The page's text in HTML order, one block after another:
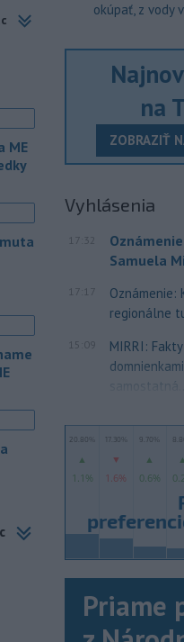
k
v
je
SR
sa
ME
okúpať, z vody
na
ZOBRAZIŤ
Vyhlásenia
17:32
Samuela
17:17
Oznámenie:
regionálne
15:09
MIRRI:
samostatná...
Priame